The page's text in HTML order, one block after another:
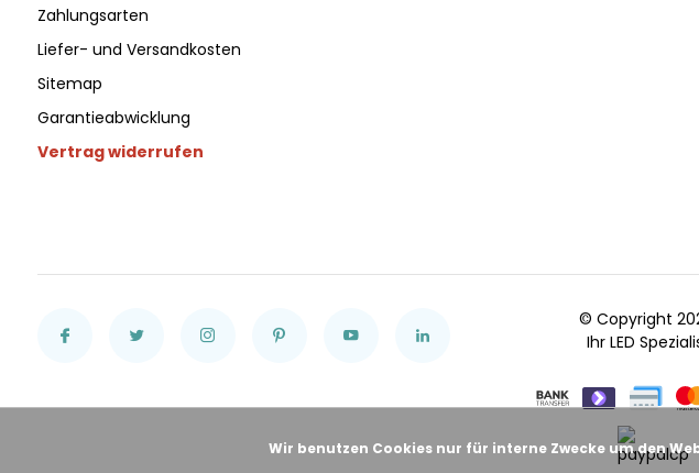
Zahlungsarten
Liefer- und Versandkosten
Sitemap
Garantieabwicklung
Vertrag widerrufen
© Copyright
Ihr LED
Wir benutzen Cookies nur für interne Zwecke um den